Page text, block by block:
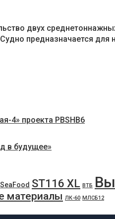
двух
предназначается
4» проекта PBSHB6
в будущее»
SeaFood ST116 XL ВТБ
материалы ЛК-60 МЛСБ12